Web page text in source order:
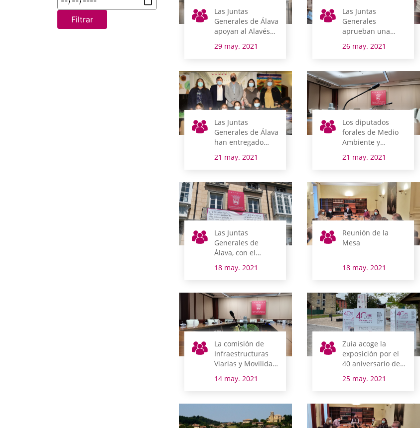
Filtrar
Las Juntas
Generales de Álava
apoyan al Alavés
partido decisivo
29 may. 2021
Las Juntas
Generales
aprueban una
del sector
26 may. 2021
Las Juntas
Generales de Álava
han entregado
premios del I
de dibujo y
redacción
21 may. 2021
Los diputados
forales de Medio
Ambiente y
Políticas Sociales y
REAS Euskadi
comparecen en
comisión
21 may. 2021
Las Juntas
Generales de
Álava, con el
Mayo’
18 may. 2021
Reunión de la
Mesa
18 may. 2021
La comisión de
Infraestructuras
Viarias y Movilidad
obras de la
14 may. 2021
Zuia acoge la
exposición por el
40 aniversario de
Generales de Álava
25 may. 2021